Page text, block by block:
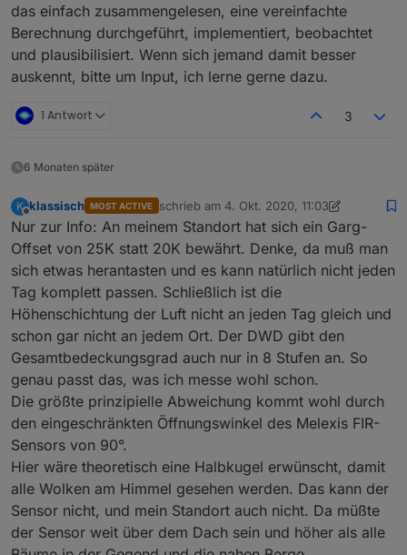
das einfach zusammengelesen, eine vereinfachte
Berechnung durchgeführt, implementiert, beobachtet
und plausibilisiert. Wenn sich jemand damit besser
auskennt, bitte um Input, ich lerne gerne dazu.
1 Antwort 3
6 Monaten später
K
Offline
klassisch MOST ACTIVE schrieb am 4. Okt. 2020, 11:03
zuletzt editiert von klassisch10. Apr. 2020,
Nur zur Info: An meinem Standort hat sich ein Garg-
Offset von 25K statt 20K bewährt. Denke, da muß man
sich etwas herantasten und es kann natürlich nicht jeden
Tag komplett passen. Schließlich ist die
Höhenschichtung der Luft nicht an jeden Tag gleich und
schon gar nicht an jedem Ort. Der DWD gibt den
Gesamtbedeckungsgrad auch nur in 8 Stufen an. So
genau passt das, was ich messe wohl schon.
Die größte prinzipielle Abweichung kommt wohl durch
den eingeschränkten Öffnungswinkel des Melexis FIR-
Sensors von 90°.
Hier wäre theoretisch eine Halbkugel erwünscht, damit
alle Wolken am Himmel gesehen werden. Das kann der
Sensor nicht, und mein Standort auch nicht. Da müßte
der Sensor weit über dem Dach sein und höher als alle